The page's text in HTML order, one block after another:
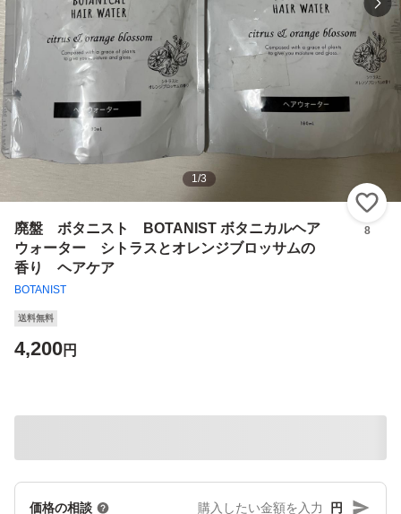
1/3
廃盤 ボタニスト BOTANIST ボタニカルヘア
ウォーター シトラスとオレンジブロッサムの
香り ヘアケア
BOTANIST
8
送料無料
4,200円
価格の相談 円